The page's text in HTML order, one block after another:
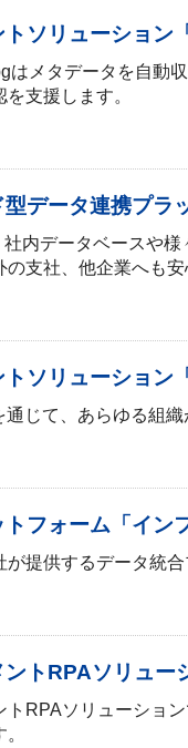
ソリューション
はメタデータを自動
支援します。
型データ連携プラ
内データベースや
支社、他企業へも安
トソリューション
じて、あらゆる組
フォーム「イン
が提供するデータ統
トRPAソリュー
トRPAソリューショ